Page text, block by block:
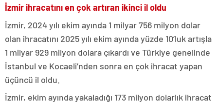
İzmir ihracatını en çok artıran ikinci il oldu
İzmir, 2024 yılı ekim ayında 1 milyar 756 milyon dolar
olan ihracatını 2025 yılı ekim ayında yüzde 10’luk artışla
1 milyar 929 milyon dolara çıkardı ve Türkiye genelinde
İstanbul ve Kocaeli’nden sonra en çok ihracat yapan
üçüncü il oldu.
İzmir, ekim ayında yakaladığı 173 milyon dolarlık ihracat